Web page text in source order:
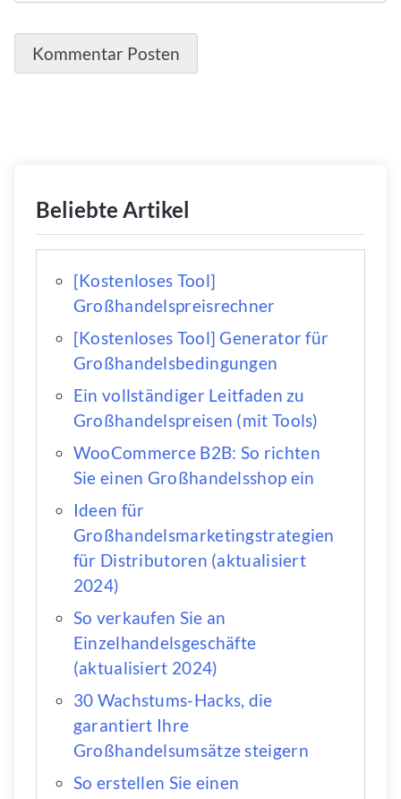
Beliebte Artikel
[Kostenloses Tool]
Großhandelspreisrechner
[Kostenloses Tool] Generator für
Großhandelsbedingungen
Ein vollständiger Leitfaden zu
Großhandelspreisen (mit Tools)
WooCommerce B2B: So richten
Sie einen Großhandelsshop ein
Ideen für
Großhandelsmarketingstrategien
für Distributoren (aktualisiert
2024)
So verkaufen Sie an
Einzelhandelsgeschäfte
(aktualisiert 2024)
30 Wachstums-Hacks, die
garantiert Ihre
Großhandelsumsätze steigern
So erstellen Sie einen